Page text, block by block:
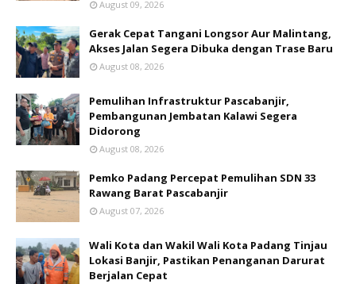
August 09, 2026
Gerak Cepat Tangani Longsor Aur Malintang,
Akses Jalan Segera Dibuka dengan Trase Baru
August 08, 2026
Pemulihan Infrastruktur Pascabanjir,
Pembangunan Jembatan Kalawi Segera
Didorong
August 08, 2026
Pemko Padang Percepat Pemulihan SDN 33
Rawang Barat Pascabanjir
August 07, 2026
Wali Kota dan Wakil Wali Kota Padang Tinjau
Lokasi Banjir, Pastikan Penanganan Darurat
Berjalan Cepat